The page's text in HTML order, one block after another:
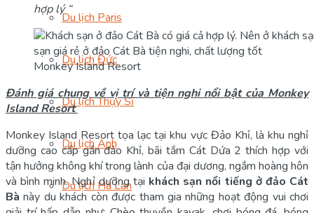
Du lịch Paris
Du lịch Đức
Du lịch Thụy Sĩ
Du lịch Anh
Du lịch Hà Lan
hợp lý “
Monkey Island Resort
Đánh giá chung về vị trí và tiện nghi nổi bật của Monkey
Island Resort
Monkey Island Resort tọa lạc tại khu vực Đảo Khỉ, là khu nghỉ
dưỡng cao cấp gần đảo Khỉ, bãi tắm Cát Dứa 2 thích hợp với
tận hưởng không khí trong lành của đại dương, ngắm hoàng hôn
và bình minh. Nghỉ dưỡng tại khách sạn nổi tiếng ở đảo Cát
Bà này du khách còn được tham gia những hoạt động vui chơi